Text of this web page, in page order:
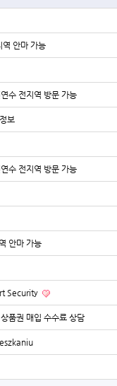
안마 가능
수 전지역 방문 가능
보
수 전지역 방문 가능
안마 가능
Security
품권 매입 수수료 상담